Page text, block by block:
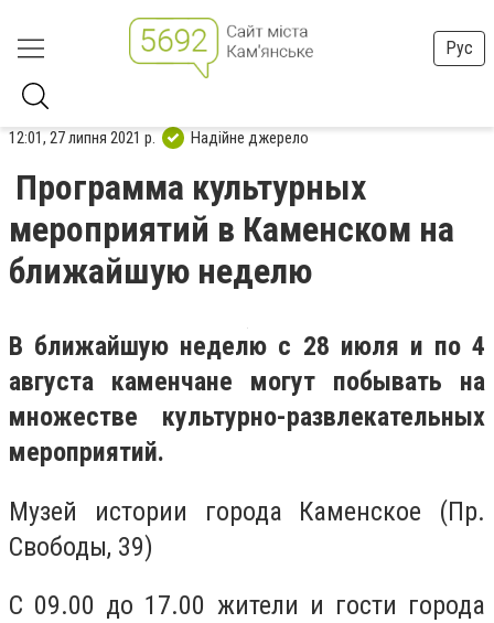
Рус
12:01, 27 липня 2021 р. Надійне джерело
Программа культурных
мероприятий в Каменском на
ближайшую неделю
В ближайшую неделю с 28 июля и по 4
августа каменчане могут побывать на
множестве культурно-развлекательных
мероприятий.
Музей истории города Каменское (Пр.
Свободы, 39)
С 09.00 до 17.00 жители и гости города